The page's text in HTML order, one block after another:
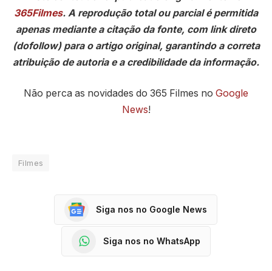
365Filmes. A reprodução total ou parcial é permitida
apenas mediante a citação da fonte, com link direto
(dofollow) para o artigo original, garantindo a correta
atribuição de autoria e a credibilidade da informação.
Não perca as novidades do 365 Filmes no Google
News!
Filmes
Siga nos no Google News
Siga nos no WhatsApp